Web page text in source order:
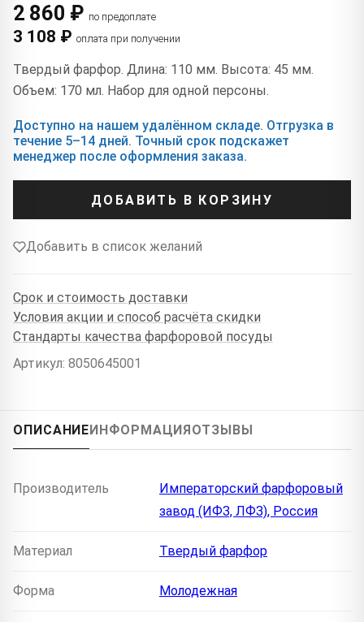
2 860 ₽ по предоплате
3 108 ₽ оплата при получении
Твердый фарфор. Длина: 110 мм. Высота: 45 мм.
Объем: 170 мл. Набор для одной персоны.
Доступно на нашем удалённом складе. Отгрузка в
течение 5–14 дней. Точный срок подскажет
менеджер после оформления заказа.
ДОБАВИТЬ В КОРЗИНУ
Добавить в список желаний
Срок и стоимость доставки
Условия акции и способ расчёта скидки
Стандарты качества фарфоровой посуды
Артикул: 8050645001
ОПИСАНИЕ ИНФОРМАЦИЯ ОТЗЫВЫ
Производитель
Императорский фарфоровый
завод (ИФЗ, ЛФЗ), Россия
Материал Твердый фарфор
Форма Молодежная